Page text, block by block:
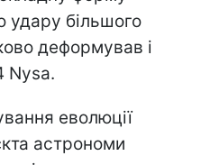
удару більшого
деформував і
Nysa.
еволюції
астрономи